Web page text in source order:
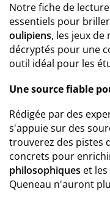
Notre fiche de
essentiels pour
oulipiens, les jeux
décryptés pour une
outil idéal pour les
Une source fiable
Rédigée par des
s'appuie sur des
trouverez des pistes
concrets pour
philosophiques et les
Queneau n'auront